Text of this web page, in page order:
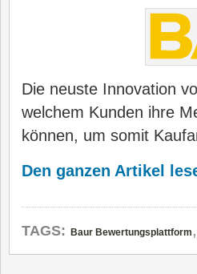
Die neuste Innovation
welchem Kunden ihre
können, um somit
Den ganzen Artikel
TAGS: Baur Bewertungsplattform ,